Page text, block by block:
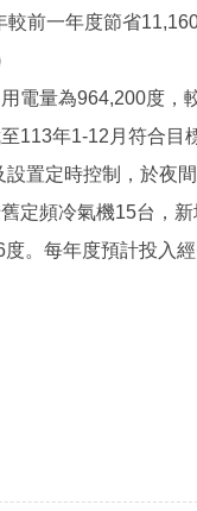
前一年度節省
電量為964,200度，
113年1-12月符合目
置定時控制，於夜
定頻冷氣機15台，
。每年度預計投入